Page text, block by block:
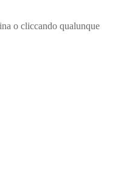
o cliccando qualunque